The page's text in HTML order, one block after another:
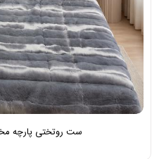
ست روتختی پارچه